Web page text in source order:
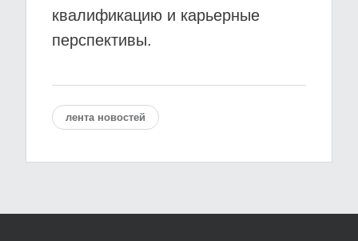
квалификацию и карьерные
перспективы.
лента новостей